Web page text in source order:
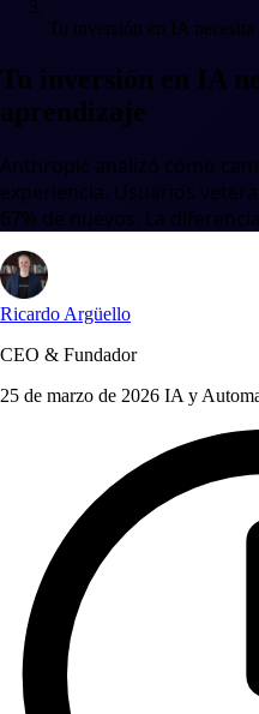
Tu inversión en IA
Tu inversión en IA
aprendizaje
Anthropic analizó cómo
experiencia. Usuarios
67% de nuevos. La
Ricardo Argüello
CEO & Fundador
25 de marzo de 2026 IA y